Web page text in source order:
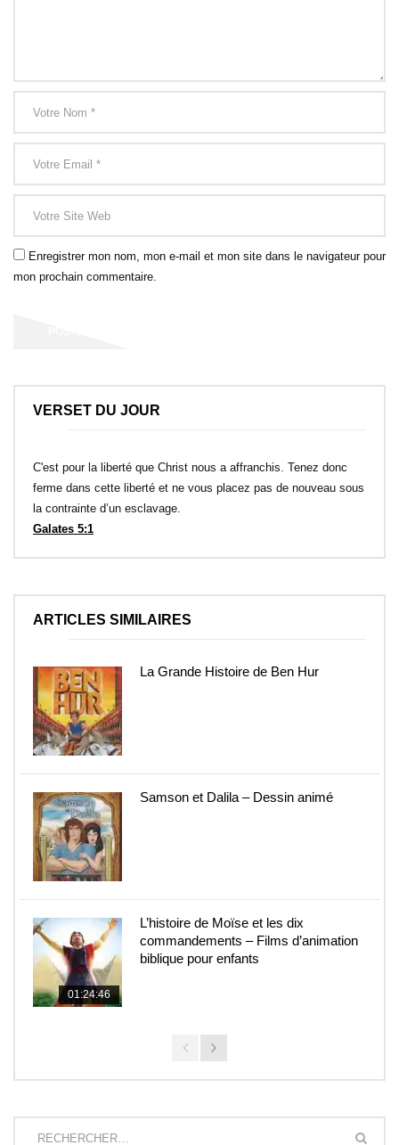
Enregistrer mon nom, mon e-mail et mon site dans le navigateur pour
mon prochain commentaire.
VERSET DU JOUR
C'est pour la liberté que Christ nous a affranchis. Tenez donc
ferme dans cette liberté et ne vous placez pas de nouveau sous
la contrainte d’un esclavage.
Galates 5:1
ARTICLES SIMILAIRES
La Grande Histoire de Ben Hur
Samson et Dalila – Dessin animé
01:24:46
L’histoire de Moïse et les dix
commandements – Films d’animation
biblique pour enfants